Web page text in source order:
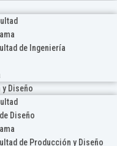
de Ingeniería
Diseño
Diseño
de Producción y Diseño